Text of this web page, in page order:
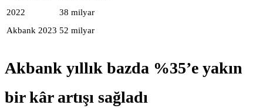
2022
38 milyar
Akbank 2023 52 milyar
Akbank yıllık bazda %35’e yakın
bir kâr artışı sağladı